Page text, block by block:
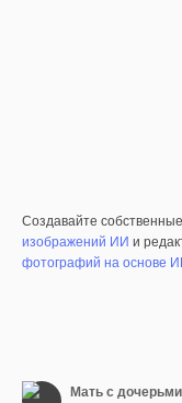
Создавайте
изображений ИИ и
фотографий на основе
Мать с